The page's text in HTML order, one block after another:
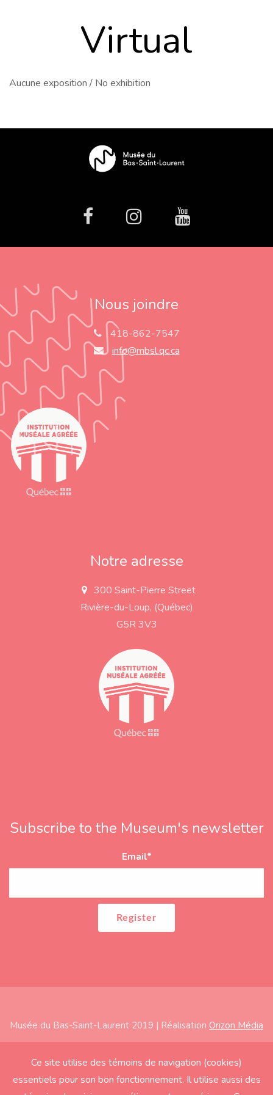
virtual
Aucune exposition / No exhibition
facebookInstagramYoutube
Nous joindre
418-862-7547
info@mbsl.qc.ca
Notre adresse
a
d
300 Saint-Pierre Street
Rivière-du-Loup, (Québec)
G5R 3V3
Subscribe to the Museum's newsletter
Email*
Musée du Bas-Saint-Laurent 2019 | Réalisation Orizon Média
Ce site utilise des témoins de navigation (cookies)
essentiels pour son bon fonctionnement. Il utilise aussi des
Subfooter
Home
About